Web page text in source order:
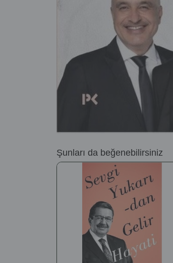
Şunları da beğenebilirsiniz